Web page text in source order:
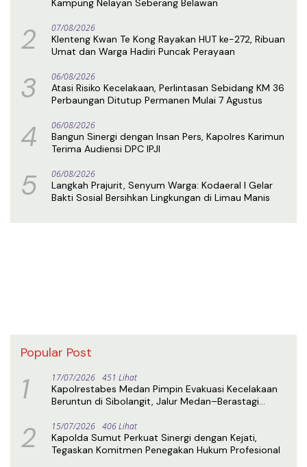
2 07/08/2026
Klenteng Kwan Te Kong Rayakan HUT ke-272, Ribuan
Umat dan Warga Hadiri Puncak Perayaan
3 06/08/2026
Atasi Risiko Kecelakaan, Perlintasan Sebidang KM 36
Perbaungan Ditutup Permanen Mulai 7 Agustus
4 06/08/2026
Bangun Sinergi dengan Insan Pers, Kapolres Karimun
Terima Audiensi DPC IPJI
5 06/08/2026
Langkah Prajurit, Senyum Warga: Kodaeral I Gelar
Bakti Sosial Bersihkan Lingkungan di Limau Manis
Popular Post
1 17/07/2026 451 Lihat
Kapolrestabes Medan Pimpin Evakuasi Kecelakaan
Beruntun di Sibolangit, Jalur Medan–Berastagi
2 15/07/2026 406 Lihat
Kapolda Sumut Perkuat Sinergi dengan Kejati,
Tegaskan Komitmen Penegakan Hukum Profesional